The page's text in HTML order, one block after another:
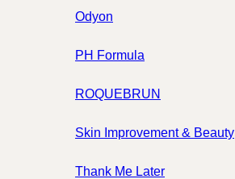
Odyon
PH Formula
ROQUEBRUN
Skin Improvement & Beauty
Thank Me Later